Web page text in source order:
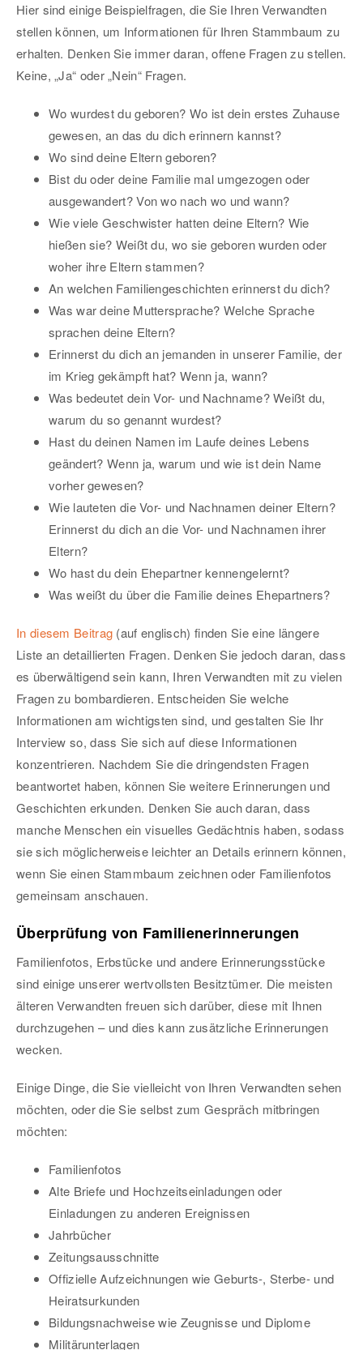
Hier sind einige Beispielfragen, die Sie Ihren Verwandten
stellen können, um Informationen für Ihren Stammbaum zu
erhalten. Denken Sie immer daran, offene Fragen zu stellen.
Keine, „Ja“ oder „Nein“ Fragen.
Wo wurdest du geboren? Wo ist dein erstes Zuhause
gewesen, an das du dich erinnern kannst?
Wo sind deine Eltern geboren?
Bist du oder deine Familie mal umgezogen oder
ausgewandert? Von wo nach wo und wann?
Wie viele Geschwister hatten deine Eltern? Wie
hießen sie? Weißt du, wo sie geboren wurden oder
woher ihre Eltern stammen?
An welchen Familiengeschichten erinnerst du dich?
Was war deine Muttersprache? Welche Sprache
sprachen deine Eltern?
Erinnerst du dich an jemanden in unserer Familie, der
im Krieg gekämpft hat? Wenn ja, wann?
Was bedeutet dein Vor- und Nachname? Weißt du,
warum du so genannt wurdest?
Hast du deinen Namen im Laufe deines Lebens
geändert? Wenn ja, warum und wie ist dein Name
vorher gewesen?
Wie lauteten die Vor- und Nachnamen deiner Eltern?
Erinnerst du dich an die Vor- und Nachnamen ihrer
Eltern?
Wo hast du dein Ehepartner kennengelernt?
Was weißt du über die Familie deines Ehepartners?
In diesem Beitrag (auf englisch) finden Sie eine längere
Liste an detaillierten Fragen. Denken Sie jedoch daran, dass
es überwältigend sein kann, Ihren Verwandten mit zu vielen
Fragen zu bombardieren. Entscheiden Sie welche
Informationen am wichtigsten sind, und gestalten Sie Ihr
Interview so, dass Sie sich auf diese Informationen
konzentrieren. Nachdem Sie die dringendsten Fragen
beantwortet haben, können Sie weitere Erinnerungen und
Geschichten erkunden. Denken Sie auch daran, dass
manche Menschen ein visuelles Gedächtnis haben, sodass
sie sich möglicherweise leichter an Details erinnern können,
wenn Sie einen Stammbaum zeichnen oder Familienfotos
gemeinsam anschauen.
Überprüfung von Familienerinnerungen
Familienfotos, Erbstücke und andere Erinnerungsstücke
sind einige unserer wertvollsten Besitztümer. Die meisten
älteren Verwandten freuen sich darüber, diese mit Ihnen
durchzugehen – und dies kann zusätzliche Erinnerungen
wecken.
Einige Dinge, die Sie vielleicht von Ihren Verwandten sehen
möchten, oder die Sie selbst zum Gespräch mitbringen
möchten:
Familienfotos
Alte Briefe und Hochzeitseinladungen oder
Einladungen zu anderen Ereignissen
Jahrbücher
Zeitungsausschnitte
Offizielle Aufzeichnungen wie Geburts-, Sterbe- und
Heiratsurkunden
Bildungsnachweise wie Zeugnisse und Diplome
Militärunterlagen